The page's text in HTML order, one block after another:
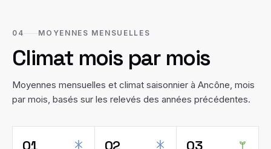
04 MOYENNES MENSUELLES
Climat mois par mois
Moyennes mensuelles et climat saisonnier à Ancône, mois
par mois, basés sur les relevés des années précédentes.
01 02 03